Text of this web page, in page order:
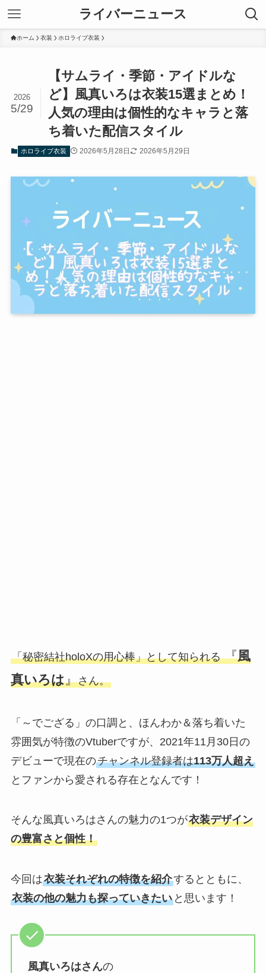
ライバーニュース
ホーム 衣装 ホロライブ衣装
【サムライ・季節・アイドルな
ど】風真いろは衣装15選まとめ！
人気の理由は個性的なキャラと落
ち着いた配信スタイル
2026
5/29
ホロライブ衣装 2026年5月28日 2026年5月29日
「秘密結社holoXの用心棒」として知られる『風
真いろは』さん。
「～でござる」の口調と、ほんわか＆落ち着いた
雰囲気が特徴のVtuberですが、2021年11月30日の
デビューで現在のチャンネル登録者は113万人超え
とファンから愛される存在となんです！
そんな風真いろはさんの魅力の1つが衣装デザイン
の豊富さと個性！
今回は衣装それぞれの特徴を紹介するとともに、
衣装の他の魅力も探っていきたいと思います！
風真いろはさんの